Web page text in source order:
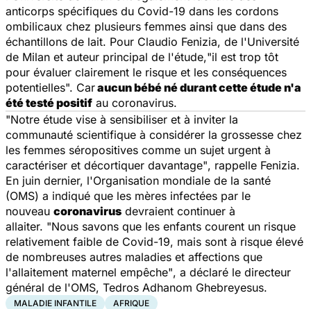
anticorps spécifiques du Covid-19 dans les cordons
ombilicaux chez plusieurs femmes ainsi que dans des
échantillons de lait. Pour Claudio Fenizia, de l'Université
de Milan et auteur principal de l'étude,"il est trop tôt
pour évaluer clairement le risque et les conséquences
potentielles". Caraucun bébé né durant cette étude n'a
été testé positif au coronavirus.
"Notre étude vise à sensibiliser et à inviter la
communauté scientifique à considérer la grossesse chez
les femmes séropositives comme un sujet urgent à
caractériser et décortiquer davantage", rappelle Fenizia.
En juin dernier, l'Organisation mondiale de la santé
(OMS) a indiqué que les mères infectées par le
nouveau coronavirus devraient continuer à
allaiter. "Nous savons que les enfants courent un risque
relativement faible de Covid-19, mais sont à risque élevé
de nombreuses autres maladies et affections que
l'allaitement maternel empêche", a déclaré le directeur
général de l'OMS, Tedros Adhanom Ghebreyesus.
MALADIE INFANTILE AFRIQUE